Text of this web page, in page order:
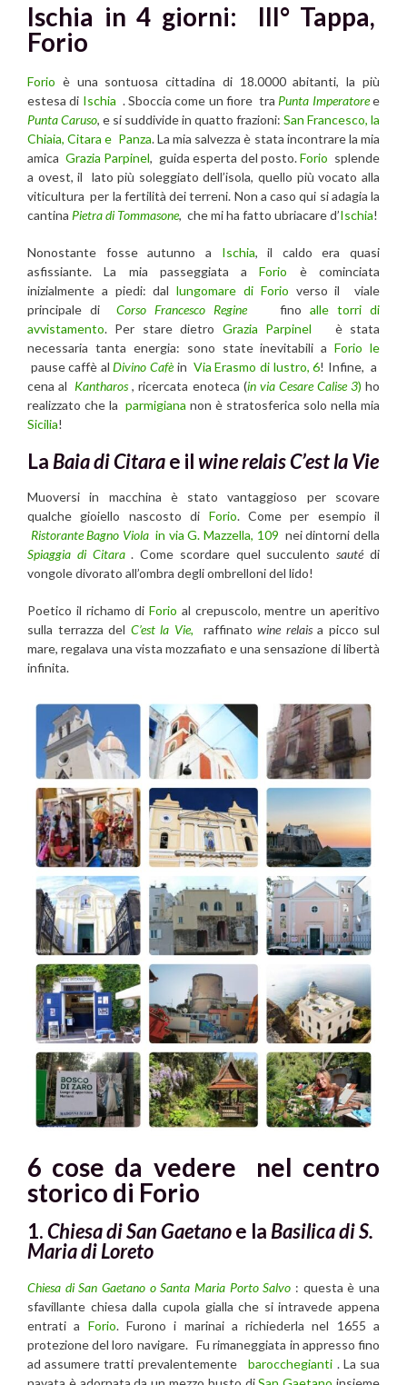
Ischia in 4 giorni: III° Tappa,
Forio
Forio è una sontuosa cittadina di 18.0000 abitanti, la più
estesa di Ischia . Sboccia come un fiore tra Punta Imperatoree
Punta Caruso, e si suddivide in quatto frazioni: San Francesco, la
Chiaia, Citara e Panza. La mia salvezza è stata incontrare la mia
amica Grazia Parpinel, guida esperta del posto.Forio splende
a ovest, il lato più soleggiato dell’isola, quello più vocato alla
viticultura per la fertilità dei terreni. Non a caso qui si adagia la
cantina Pietra di Tommasone, che mi ha fatto ubriacare d’Ischia!
Nonostante fosse autunno a Ischia, il caldo era quasi
asfissiante. La mia passeggiata aForio è cominciata
inizialmente a piedi: dallungomare di Forio verso il viale
principale di
Corso Francesco Regine fino alle torri di
avvistamento. Per stare dietro Grazia Parpinel è stata
necessaria tanta energia: sono state inevitabili aForio le
pause caffè alDivino Cafèin Via Erasmo di lustro, 6! Infine, a
cena al Kantharos, ricercata enoteca (in via Cesare Calise 3) ho
realizzato che la parmigiana non è stratosferica solo nella mia
Sicilia!
La Baia di Citarae il wine relais C’est la Vie
Muoversi in macchina è stato vantaggioso per scovare
qualche gioiello nascosto di Forio. Come per esempio il
Ristorante Bagno Viola in via G. Mazzella, 109 nei dintorni della
Spiaggia di Citara. Come scordare quel succulentosauté di
vongole divorato all’ombra degli ombrelloni del lido!
Poetico il richamo diForio al crepuscolo, mentre un aperitivo
sulla terrazza del C’est la Vie, raffinato wine relaisa picco sul
mare, regalava una vista mozzafiato e una sensazione di libertà
infinita.
6 cose da vedere nel centro
storico di Forio
1.Chiesa di San Gaetanoe la Basilica di S.
Maria di Loreto
Chiesa di San Gaetano o Santa Maria Porto Salvo : questa è una
sfavillante chiesa dalla cupola gialla che si intravede appena
entrati a Forio. Furono i marinai a richiederla nel 1655 a
protezione del loro navigare. Fu rimaneggiata in appresso fino
ad assumere tratti prevalentemente
barocchegianti . La sua